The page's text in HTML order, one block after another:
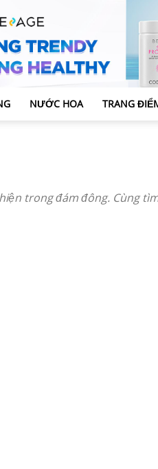
NƯỚC HOA TRANG
trong đám đông. Cùng